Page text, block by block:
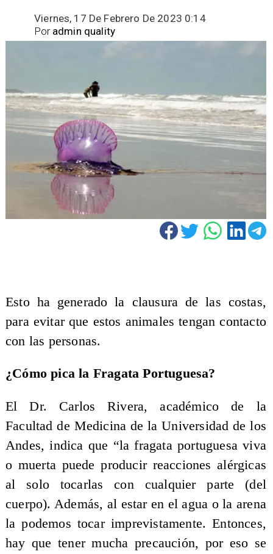
Viernes, 17 De Febrero De 2023 0:14
admin quality
Por
Esto ha generado la clausura de las costas,
para evitar que estos animales tengan contacto
con las personas.
¿Cómo pica la Fragata Portuguesa?
El Dr. Carlos Rivera, académico de la
Facultad de Medicina de la Universidad de los
Andes, indica que “la fragata portuguesa viva
o muerta puede producir reacciones alérgicas
al solo tocarlas con cualquier parte (del
cuerpo). Además, al estar en el agua o la arena
la podemos tocar imprevistamente. Entonces,
hay que tener mucha precaución, por eso se